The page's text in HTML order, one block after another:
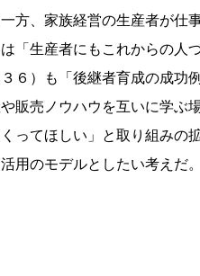
方、家族経営の生産者が仕
「生産者にもこれからの人
６）も「後継者育成の成功
販売ノウハウを互いに学ぶ
ってほしい」と取り組みの
用のモデルとしたい考えだ。